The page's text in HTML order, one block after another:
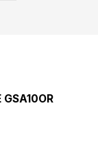
GSA10OR